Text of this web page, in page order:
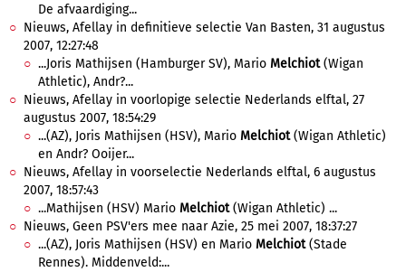
De afvaardiging...
Nieuws, Afellay in definitieve selectie Van Basten, 31 augustus
2007, 12:27:48
...Joris Mathijsen (Hamburger SV), Mario Melchiot(Wigan
Athletic), Andr?...
Nieuws, Afellay in voorlopige selectie Nederlands elftal, 27
augustus 2007, 18:54:29
...(AZ), Joris Mathijsen (HSV), Mario Melchiot(Wigan Athletic)
en Andr? Ooijer...
Nieuws, Afellay in voorselectie Nederlands elftal, 6 augustus
2007, 18:57:43
...Mathijsen (HSV) Mario Melchiot(Wigan Athletic) ...
Nieuws, Geen PSV'ers mee naar Azie, 25 mei 2007, 18:37:27
...(AZ), Joris Mathijsen (HSV) en Mario Melchiot(Stade
Rennes). Middenveld:...